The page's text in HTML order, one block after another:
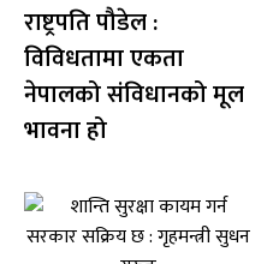
राष्ट्रपति पौडेल :
विविधतामा एकता
नेपालको संविधानको मूल
भावना हो